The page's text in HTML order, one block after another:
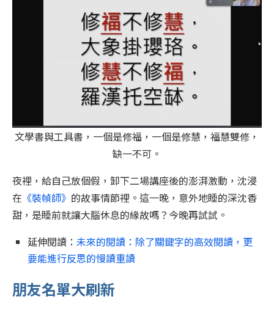
文學書與工具書，一個是修福，一個是修慧，福慧雙修，
缺一不可。
夜裡，給自己放個假，卸下二場講座後的澎湃激動，沈浸
在 《裝幀師》 的故事情節裡。這一晚，意外地睡的深沈香
甜，是睡前就讓大腦休息的緣故嗎？今晚再試試。
延伸閱讀： 未來的閱讀：除了關鍵字的高效閱讀，更
要能進行反思的慢讀重讀
朋友名單大刷新